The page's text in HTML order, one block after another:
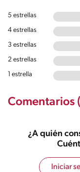
5 estrellas
4 estrellas
3 estrellas
2 estrellas
1 estrella
Comentarios
¿A quién
Iniciar